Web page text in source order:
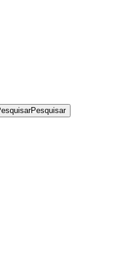
Pesquisar